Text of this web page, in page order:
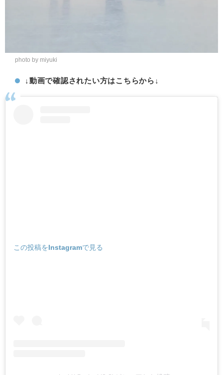
photo by miyuki
↓動画で確認されたい方はこちらから↓
この投稿をInstagramで見る